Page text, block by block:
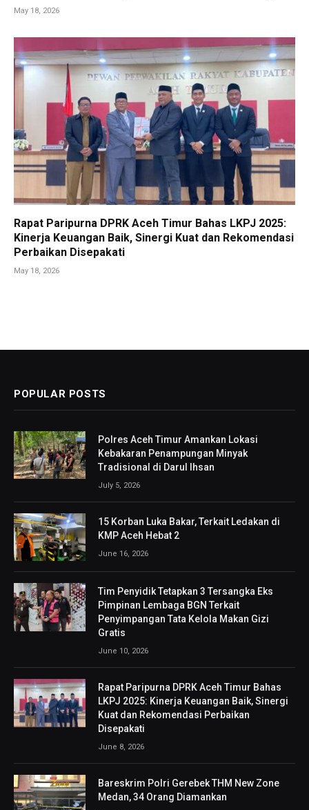
May 18, 2026
Rapat Paripurna DPRK Aceh Timur Bahas LKPJ 2025:
Kinerja Keuangan Baik, Sinergi Kuat dan Rekomendasi
Perbaikan Disepakati
May 18, 2026
POPULAR POSTS
Polres Aceh Timur Amankan Lokasi
Kebakaran Penampungan Minyak
Tradisional di Darul Ihsan
July 5, 2026
15 Korban Luka Bakar, Terkait Ledakan di
KMP Aceh Hebat 2
June 16, 2026
Tim Penyidik Tetapkan 3 Tersangka Eks
Pimpinan Lembaga BGN Terkait
Penyimpangan Tata Kelola Makan Gizi
Gratis
June 10, 2026
Rapat Paripurna DPRK Aceh Timur Bahas
LKPJ 2025: Kinerja Keuangan Baik, Sinergi
Kuat dan Rekomendasi Perbaikan
Disepakati
June 8, 2026
Bareskrim Polri Gerebek THM New Zone
Medan, 34 Orang Diamankan